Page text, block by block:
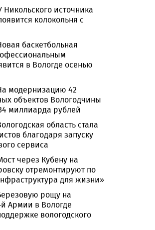
Никольского источника
колокольня с
баскетбольная
в Вологде осенью
модернизацию 42
объектов Вологодчины
миллиарда рублей
область стала
благодаря запуску
сервиса
через Кубену на
отремонтируют по
для жизни»
рощу на
Армии в Вологде
вологодского